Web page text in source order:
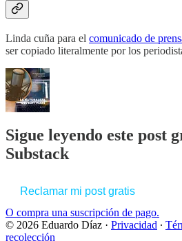
Linda cuña para el comunicado de
ser copiado literalmente por los
Sigue leyendo este post
Substack
Reclamar mi post gratis
O compra una suscripción de pago.
© 2026 Eduardo Díaz · Privacidad ∙
recolección